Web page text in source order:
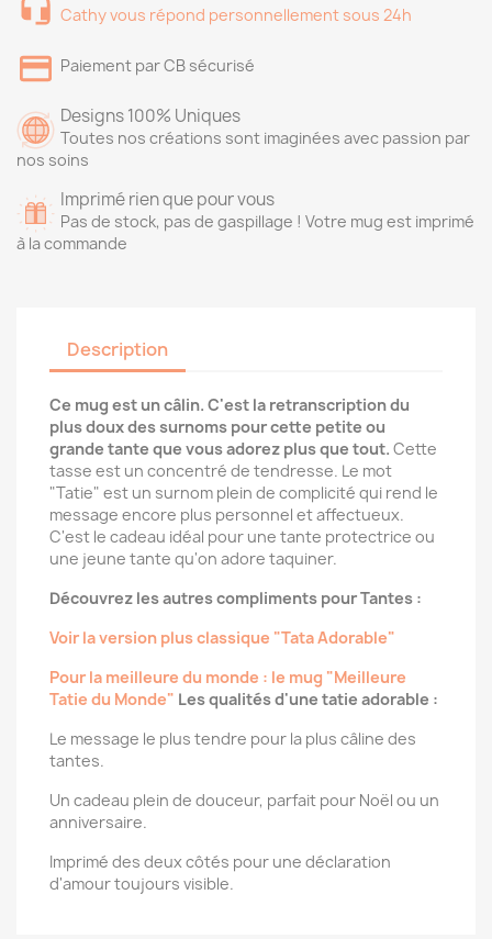
Cathy vous répond personnellement sous 24h
Paiement par CB sécurisé
Designs 100% Uniques
Toutes nos créations sont imaginées avec passion par
nos soins
Imprimé rien que pour vous
Pas de stock, pas de gaspillage ! Votre mug est imprimé
à la commande
Description
Ce mug est un câlin. C'est la retranscription du
plus doux des surnoms pour cette petite ou
grande tante que vous adorez plus que tout. Cette
tasse est un concentré de tendresse. Le mot
"Tatie" est un surnom plein de complicité qui rend le
message encore plus personnel et affectueux.
C'est le cadeau idéal pour une tante protectrice ou
une jeune tante qu'on adore taquiner.
Découvrez les autres compliments pour Tantes :
Voir la version plus classique "Tata Adorable"
Pour la meilleure du monde : le mug "Meilleure
Tatie du Monde" Les qualités d'une tatie adorable :
Le message le plus tendre pour la plus câline des
tantes.
Un cadeau plein de douceur, parfait pour Noël ou un
anniversaire.
Imprimé des deux côtés pour une déclaration
d'amour toujours visible.